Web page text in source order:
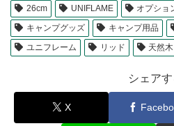
26cm
UNIFLAME オプショ
キャンプグッズ
キャンプ用品
ユニフレーム
リッド 天然木
シェアす
X